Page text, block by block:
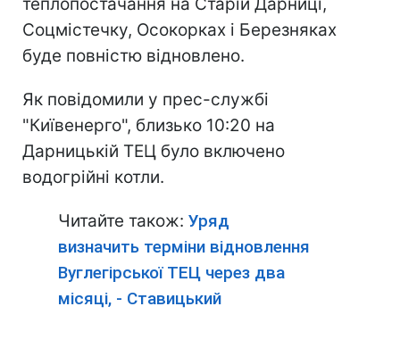
Соцмістечку, Осокорках і Березняках
буде повністю відновлено.
Як повідомили у прес-службі
"Київенерго", близько 10:20 на
Дарницькій ТЕЦ було включено
водогрійні котли.
Читайте також: Уряд
визначить терміни відновлення
Вуглегірської ТЕЦ через два
місяці, - Ставицький